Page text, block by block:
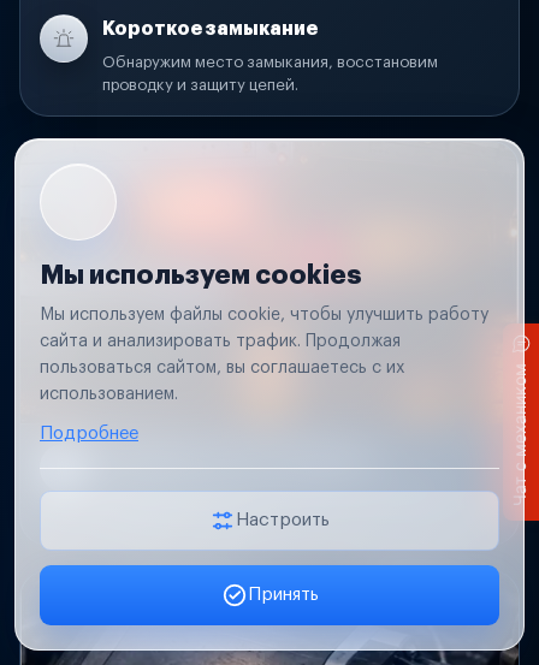
Короткое замыкание
Обнаружим место замыкания, восстановим
проводку и защиту цепей.
Проверим проводку и разъемы, восстановим
освещение прицепа.
Мы используем cookies
Мы используем файлы cookie, чтобы улучшить работу
сайта и анализировать трафик. Продолжая
пользоваться сайтом, вы соглашаетесь с их
использованием.
Подробнее
Настроить
Принять
Заявка онлайн
Чат с механиком